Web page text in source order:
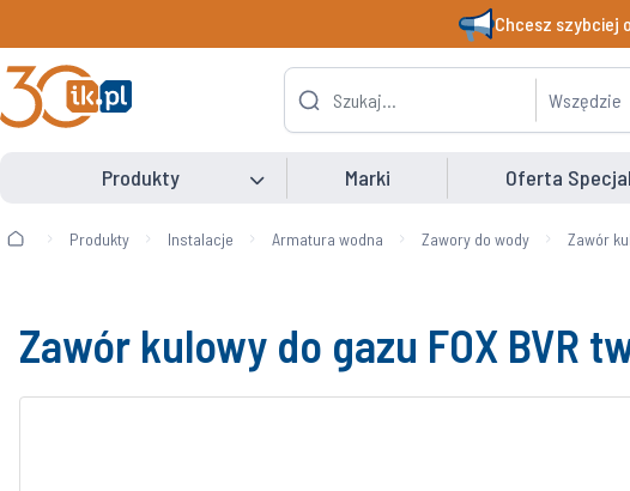
Chcesz szybciej
Wszędzie
Produkty Marki Oferta
Produkty Instalacje Armatura wodna Zawory do wody Zawór
Zawór kulowy do gazu FOX BVR